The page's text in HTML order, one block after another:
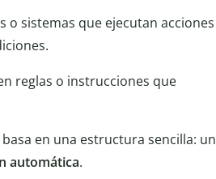
sistemas que ejecutan acciones
reglas o instrucciones que
basa en una estructura sencilla: un
automática.